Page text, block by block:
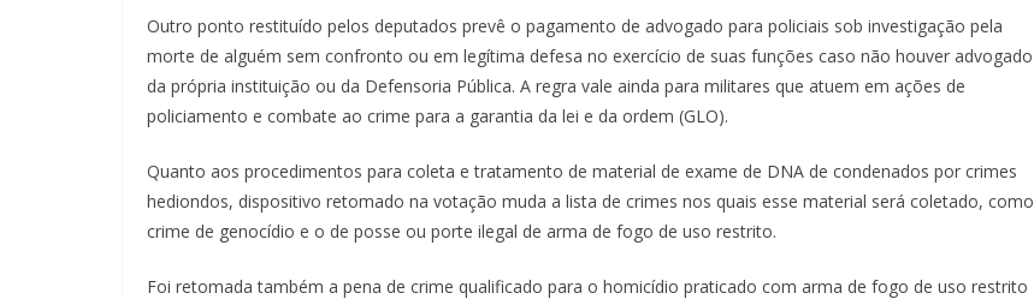
Outro ponto restituído pelos deputados prevê o pagamento de advogado para policiais sob investigação pela
morte de alguém sem confronto ou em legítima defesa no exercício de suas funções caso não houver advogado
da própria instituição ou da Defensoria Pública. A regra vale ainda para militares que atuem em ações de
policiamento e combate ao crime para a garantia da lei e da ordem (GLO).
Quanto aos procedimentos para coleta e tratamento de material de exame de DNA de condenados por crimes
hediondos, dispositivo retomado na votação muda a lista de crimes nos quais esse material será coletado, como
crime de genocídio e o de posse ou porte ilegal de arma de fogo de uso restrito.
Foi retomada também a pena de crime qualificado para o homicídio praticado com arma de fogo de uso restrito